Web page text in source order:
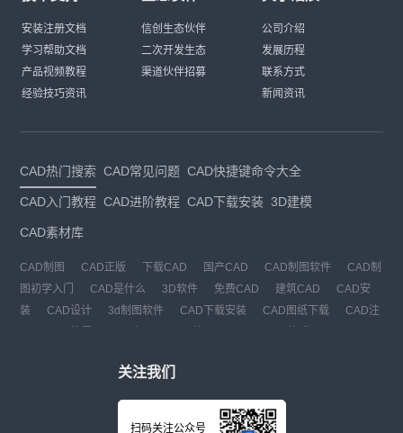
安装注册文档
学习帮助文档
产品视频教程
经验技巧资讯
信创生态伙伴
二次开发生态
渠道伙伴招募
公司介绍
发展历程
联系方式
新闻资讯
CAD热门搜索 CAD常见问题 CAD快捷键命令大全
CAD入门教程 CAD进阶教程 CAD下载安装 3D建模
CAD素材库
CAD制图 CAD正版 下载CAD 国产CAD CAD制图软件
CAD制
图初学入门
CAD是什么 3D软件 免费CAD 建筑CAD
CAD安
装
CAD设计 3d制图软件 CAD下载安装 CAD图纸下载
CAD注
关注我们
扫码关注公众号